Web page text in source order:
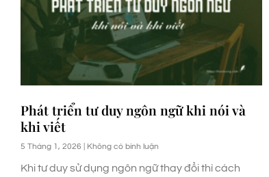
Phát triển tư duy ngôn ngữ khi nói và
khi viết
5 Tháng 1, 2026 Không có bình luận
Khi tư duy sử dụng ngôn ngữ thay đổi thì cách